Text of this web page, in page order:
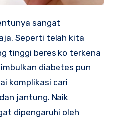
Seperti telah kita
tinggi beresiko terkena
diabetes pun
komplikasi dari
jantung. Naik
dipengaruhi oleh